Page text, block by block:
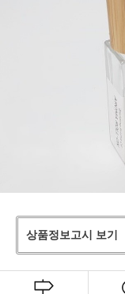
상품정보고시 보기